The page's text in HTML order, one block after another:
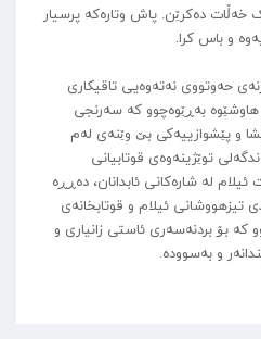
خەڵات دەکرێن. پاش وتارەکە پرسیار
و باس کرا.
حەوتووی نەتەوەیی تاقیکاری
هاوشێوە بەڕێوەچوو کە سەرنجی
و پێشوازییەکی بێ وێنەی لەم
توێژینەوەی قوتابیانی
ئیلام لە شارەکانی ئابدانان، دەڕڕە
تیزهووشانی ئیلام و قوتابخانەی
بۆ بردنەسەری ئاستی زانیاری و
و بەسوودە.